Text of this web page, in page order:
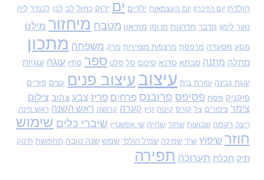
הולדת יום הזיכרון יום העצמאות ילדים ים ירוק כחול לב לבן לבנדר ליה
נאור לימון מדבר מדרגות מו ומו מוזיאון מטבח מיחזור מילנו
מסע מסעדה מרפסת מרצפות מצויירות מרק משפחה מתכון
מתלה מתנה סבתא סדנא סיכום סל סלט ספר סתיו עוגה עוגיות
עוגת גבינה עוזרת בית עיצוב עיצוב פנים עצים פורים
פיקניק פסח פסיפס פרובנס פרחים פריז צבע צהוב צילום
צימר ציפורים צל קורס קינוח קיץ קערה קרושה ראש השנה ראש פינה
ריצה רקמה שבועות שחור שחיה שי אפשטיין שיברי כלים שימוש
חוזר שיפוץ שיר שמיכה שמיל הולנד שמש שנה טובה תחפושת תינוק
תיק תכלת תערוכה תפירה